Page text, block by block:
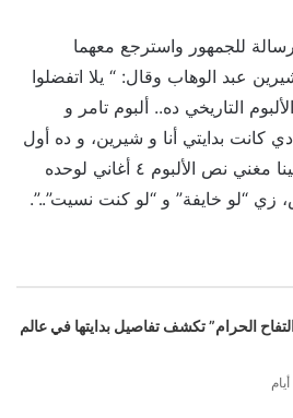
للجمهور واسترجع معهما
ذكريات ألبومه الأول مع شيرين عبد الوهاب وقال: “⁨ يلا اتفضلوا
التاريخي ده.. ألبوم تامر و
بدايتي أنا و شيرين، و ده أول
ألبوم لينا، كان كل واحد فينا مغني نص الألبوم ٤ أغاني لوحده
زي “لو خايفة” و “لو كنت نسيت”..”.
الحرام” تكشف تفاصيل بدايتها في عالم